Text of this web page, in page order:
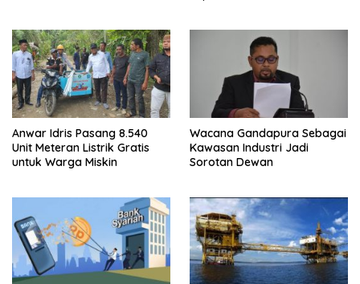
Anwar Idris Pasang 8.540
Unit Meteran Listrik Gratis
untuk Warga Miskin
Wacana Gandapura Sebagai
Kawasan Industri Jadi
Sorotan Dewan